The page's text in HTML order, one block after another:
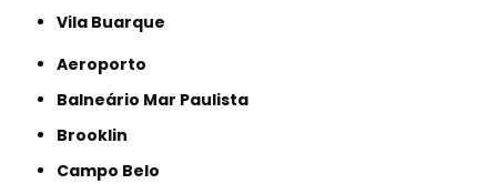
Vila Buarque
Aeroporto
Balneário Mar Paulista
Brooklin
Campo Belo